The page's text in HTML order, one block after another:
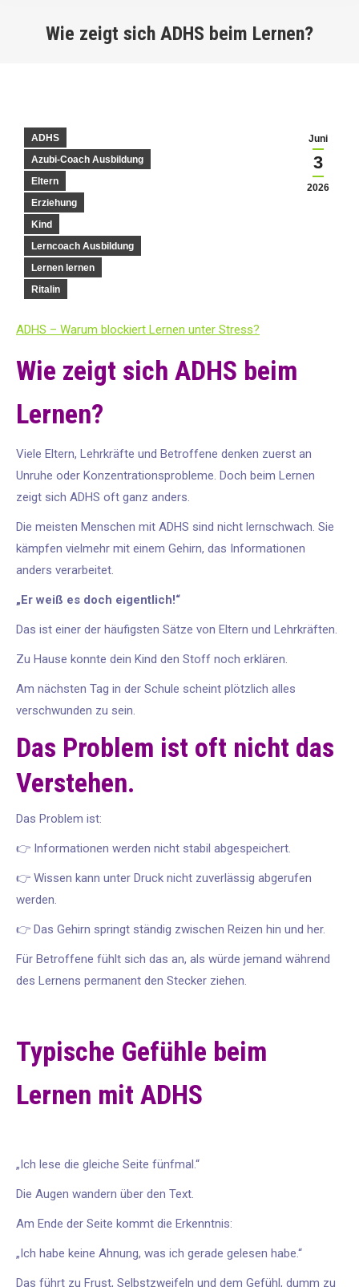
Wie zeigt sich ADHS beim Lernen?
Juni
3
2026
ADHS
Azubi-Coach Ausbildung
Eltern
Erziehung
Kind
Lerncoach Ausbildung
Lernen lernen
Ritalin
ADHS – Warum blockiert Lernen unter Stress?
Wie zeigt sich ADHS beim
Lernen?
Viele Eltern, Lehrkräfte und Betroffene denken zuerst an
Unruhe oder Konzentrationsprobleme. Doch beim Lernen
zeigt sich ADHS oft ganz anders.
Die meisten Menschen mit ADHS sind nicht lernschwach. Sie
kämpfen vielmehr mit einem Gehirn, das Informationen
anders verarbeitet.
„Er weiß es doch eigentlich!“
Das ist einer der häufigsten Sätze von Eltern und Lehrkräften.
Zu Hause konnte dein Kind den Stoff noch erklären.
Am nächsten Tag in der Schule scheint plötzlich alles
verschwunden zu sein.
Das Problem ist oft nicht das
Verstehen.
Das Problem ist:
👉 Informationen werden nicht stabil abgespeichert.
👉 Wissen kann unter Druck nicht zuverlässig abgerufen
werden.
👉 Das Gehirn springt ständig zwischen Reizen hin und her.
Für Betroffene fühlt sich das an, als würde jemand während
des Lernens permanent den Stecker ziehen.
Typische Gefühle beim
Lernen mit ADHS
„Ich lese die gleiche Seite fünfmal.“
Die Augen wandern über den Text.
Am Ende der Seite kommt die Erkenntnis:
„Ich habe keine Ahnung, was ich gerade gelesen habe.“
Das führt zu Frust, Selbstzweifeln und dem Gefühl, dumm zu